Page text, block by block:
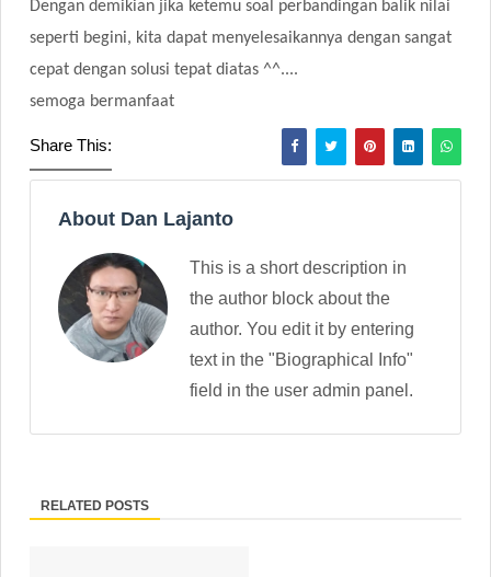
Dengan demikian jika ketemu soal perbandingan balik nilai
seperti begini, kita dapat menyelesaikannya dengan sangat
cepat dengan solusi tepat diatas ^^....
semoga bermanfaat
Share This:
About Dan Lajanto
This is a short description in
the author block about the
author. You edit it by entering
text in the "Biographical Info"
field in the user admin panel.
RELATED POSTS